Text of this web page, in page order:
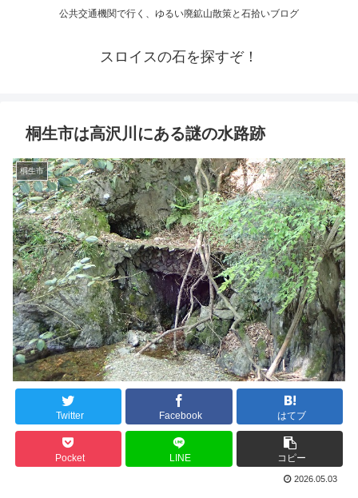
公共交通機関で行く、ゆるい廃鉱山散策と石拾いブログ
スロイスの石を探すぞ！
桐生市は高沢川にある謎の水路跡
桐生市
Twitter Facebook はてブ
Pocket LINE コピー
2026.05.03